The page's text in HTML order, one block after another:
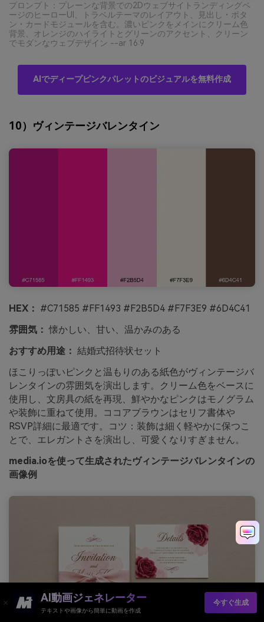
プロンプト：プレーンな背景での2Dウェブサイトランディングペ
ージのヒーローUI、トラベルテーマのレイアウト、見出し・ボタ
ン・カードモジュールを含む。濃いピンクをメインにクリーム色
背景、オレンジのハイライトとグリーンのアクセント、クリーン
でモダンなウェブデザイン --ar 16:9
AIでディープピンクパレットのビジュアルを無料作成
10）ヴィンテージバレンタイン
HEX： #C71585 #FF1493 #F2B5D4 #F7F3E9 #6D4C41
雰囲気： 懐かしい、甘い、温かみのある
おすすめ用途： 結婚式招待状セット
ほこりっぽいピンクと温もりのある紙色がヴィンテージバ
レンタインの雰囲気を演出します。クリーム色をベースに
使用し、文房具の紙を再現、鮮やかなピンクはモノグラム
や装飾に重ねて使用。ココアブラウンはセリフ書体や
RSVP詳細に最適です。コツ：装飾は細く軽やかに保つこ
とで、エレガントさを演出し、可愛くなりすぎません。
media.ioを使って生成されたヴィンテージバレンタインの
画像例
AI動画ジェネレーター
テキストや画像から簡単に動画を作成
今すぐ生成